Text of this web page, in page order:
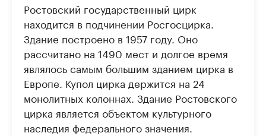
Ростовский государственный цирк
находится в подчинении Росгосцирка.
Здание построено в 1957 году. Оно
рассчитано на 1490 мест и долгое время
являлось самым большим зданием цирка в
Европе. Купол цирка держится на 24
монолитных колоннах. Здание Ростовского
цирка является объектом культурного
наследия федерального значения.